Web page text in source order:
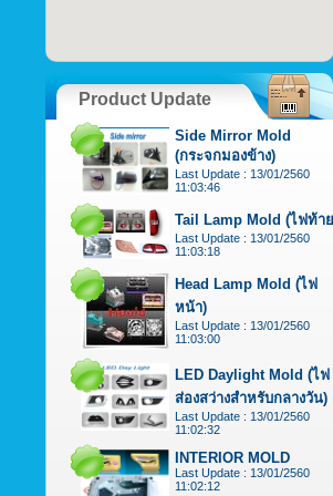
Product Update
Side Mirror Mold
(กระจกมองข้าง)
Last Update : 13/01/2560
11:03:46
Tail Lamp Mold (ไฟท้า
Last Update : 13/01/2560
11:03:18
Head Lamp Mold (ไฟ
หน้า)
Last Update : 13/01/2560
11:03:00
LED Daylight Mold (ไฟ
ส่องสว่างสำหรับกลางวัน)
Last Update : 13/01/2560
11:02:32
INTERIOR MOLD
Last Update : 13/01/2560
11:02:12